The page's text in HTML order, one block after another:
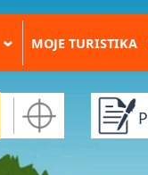
› MOJE TURISTIKA